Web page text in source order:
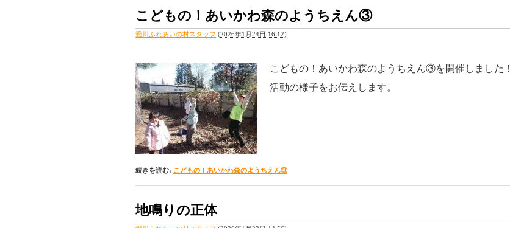
こどもの！あいかわ森のようちえん③
愛川ふれあいの村スタッフ (2026年1月24日 16:12)
こどもの！あいかわ森のようちえん③を開催しました！
活動の様子をお伝えします。
続きを読む: こどもの！あいかわ森のようちえん③
地鳴りの正体